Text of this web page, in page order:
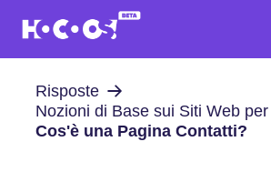
Risposte
Nozioni di Base sui Siti Web
Cos'è una Pagina Contatti?